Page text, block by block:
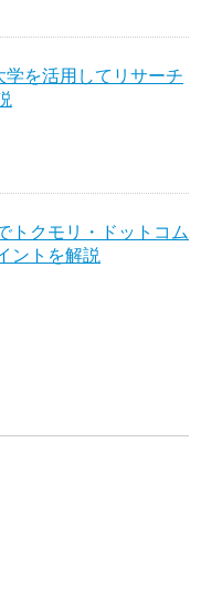
学を活用してリサーチ
トクモリ・ドットコム
ントを解説